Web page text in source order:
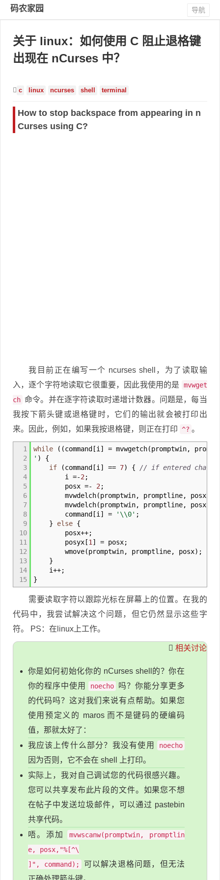
码农家园 导航
关于 linux：如何使用 C 阻止退格键
出现在 nCurses 中？
c linux ncurses shell terminal
How to stop backspace from appearing in n
Curses using C?
我目前正在编写一个 ncurses shell，为了读取输
入，逐个字符地读取它很重要，因此我使用的是
mvwget
ch 命令。并在逐字符读取时递增计数器。问题是，每当
我按下箭头键或退格键时，它们的输出就会被打印出
来。因此，例如，如果我按退格键，则正在打印 ^? 。
1
2
3
4
5
6
7
8
9
10
11
12
13
14
15
while ( (command [i ] = mvwgetch(promptwin,
' )
{
if
(command [i ] == 7) {
// if entered
i =-2 ;
posx =- 2 ;
mvwdelch(promptwin, promptline, posx
mvwdelch(promptwin, promptline, posx
command [i ] = '\\0' ;
}
else {
posx++;
posyx [1 ] = posx;
wmove(promptwin, promptline, posx) ;
}
i++;
}
需要读取字符以跟踪光标在屏幕上的位置。在我的
代码中，我尝试解决这个问题，但它仍然显示这些字
符。 PS：在linux上工作。
相关讨论
你是如何初始化你的 nCurses shell的？你在
你的程序中使用
noecho
吗？你能分享更多
的代码吗？这对我们来说有点帮助。如果您
使用预定义的 maros 而不是键码的硬编码
值，那就太好了：
我应该上传什么部分？我没有使用
noecho
因为否则，它不会在 shell 上打印。
实际上，我对自己调试您的代码很感兴趣。
您可以共享发布此片段的文件。如果您不想
在帖子中发送垃圾邮件，可以通过 pastebin
共享代码。
唔。添加
mvwscanw(promptwin, promptlin
e, posx,"%[^\
]", command);
可以解决退格问题，但无法